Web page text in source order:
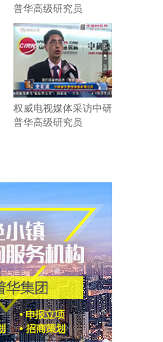
普华高级研究员
权威电视媒体采访中研
普华高级研究员